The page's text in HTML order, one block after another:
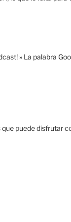
» La palabra
puede disfrutar